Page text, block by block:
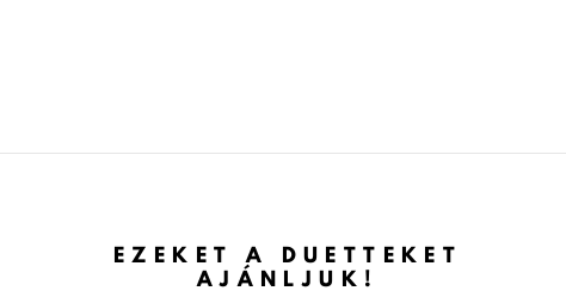
EZEKET A DUETTEKET
AJÁNLJUK!